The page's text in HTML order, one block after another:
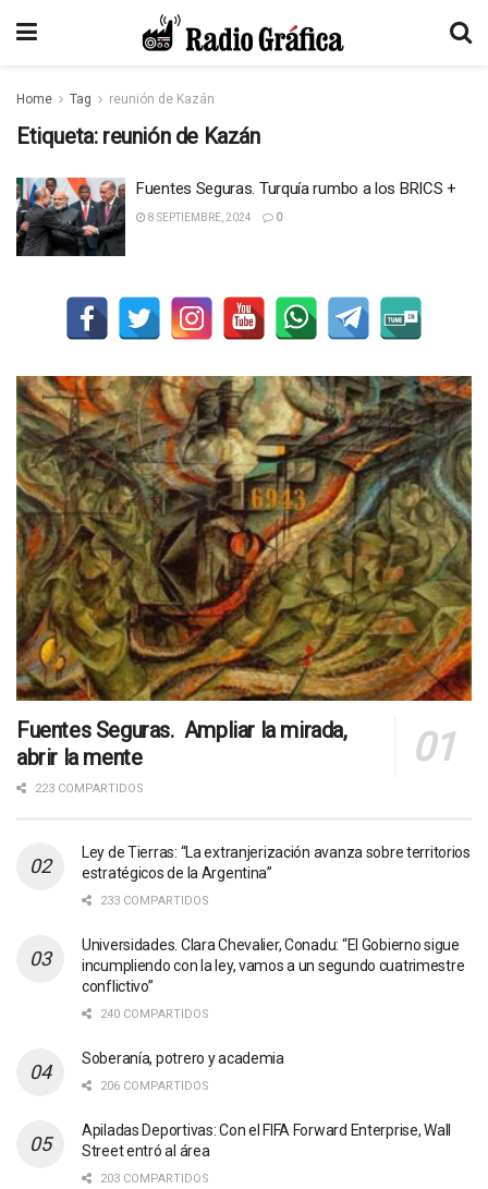
Home Tag reunión de Kazán
Etiqueta: reunión de Kazán
Fuentes Seguras. Turquía rumbo a los BRICS +
8 SEPTIEMBRE, 2024 0
Fuentes Seguras. Ampliar la mirada,
abrir la mente
223 COMPARTIDOS
Ley de Tierras: “La extranjerización avanza sobre territorios
estratégicos de la Argentina”
233 COMPARTIDOS
Universidades. Clara Chevalier, Conadu: “El Gobierno sigue
incumpliendo con la ley, vamos a un segundo cuatrimestre
conflictivo”
240 COMPARTIDOS
Soberanía, potrero y academia
206 COMPARTIDOS
Apiladas Deportivas: Con el FIFA Forward Enterprise, Wall
Street entró al área
203 COMPARTIDOS